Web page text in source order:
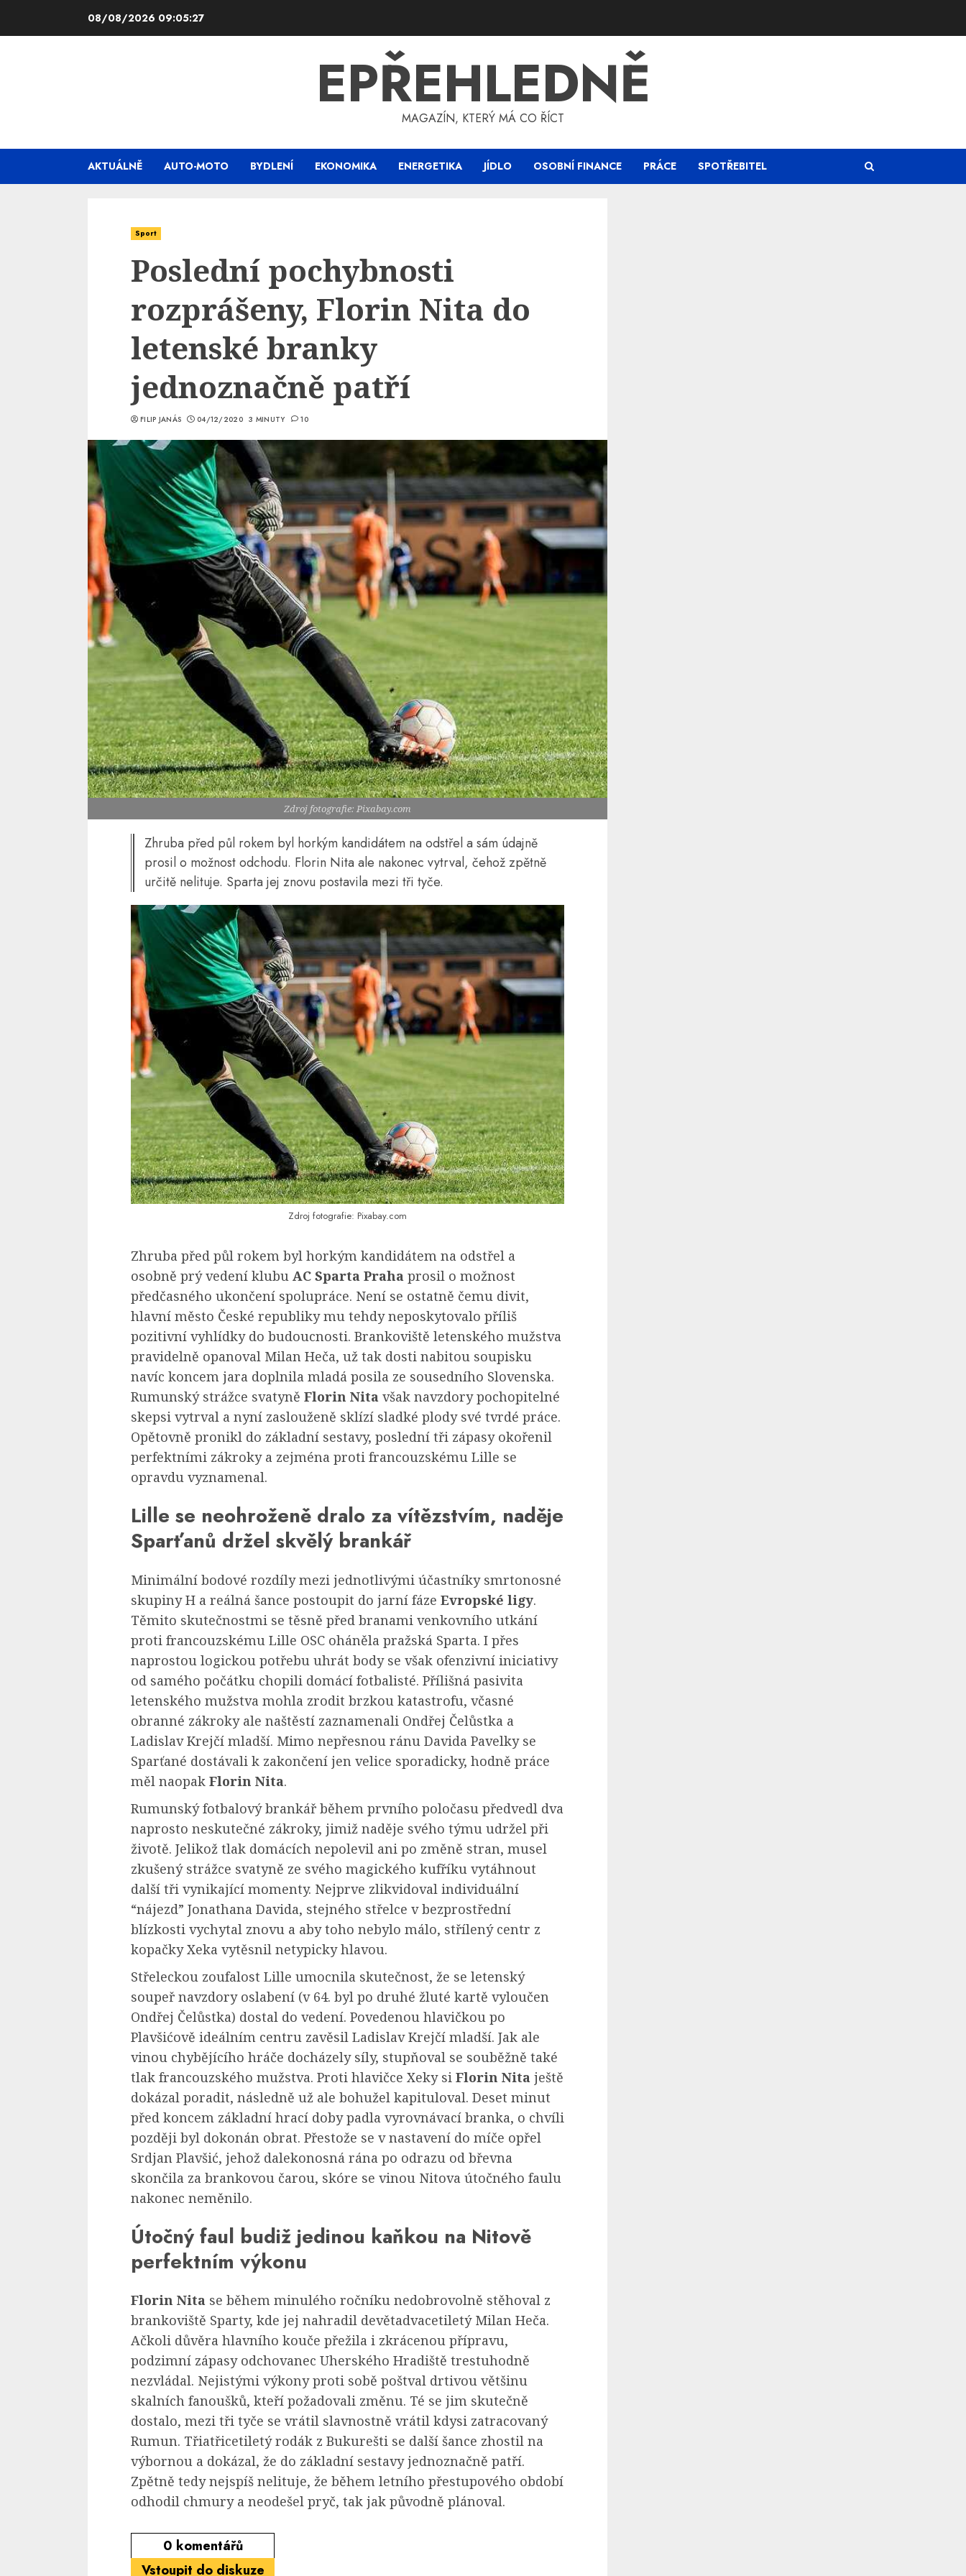
08/08/2026 09:05:28
EPŘEHLEDNĚ
MAGAZÍN, KTERÝ MÁ CO ŘÍCT
AKTUÁLNĚ AUTO-MOTO BYDLENÍ EKONOMIKA ENERGETIKA JÍDLO OSOBNÍ FINANCE PRÁCE SPOTŘEBITEL
Sport
Poslední pochybnosti
rozprášeny, Florin Nita do
letenské branky
jednoznačně patří
FILIP JANÁS 04/12/2020 3 MINUTY 10
Zdroj fotografie: Pixabay.com
Zhruba před půl rokem byl horkým kandidátem na odstřel a sám údajně
prosil o možnost odchodu. Florin Nita ale nakonec vytrval, čehož zpětně
určitě nelituje. Sparta jej znovu postavila mezi tři tyče.
Zdroj fotografie: Pixabay.com
Zhruba před půl rokem byl horkým kandidátem na odstřel a
osobně prý vedení klubu AC Sparta Praha prosil o možnost
předčasného ukončení spolupráce. Není se ostatně čemu divit,
hlavní město České republiky mu tehdy neposkytovalo příliš
pozitivní vyhlídky do budoucnosti. Brankoviště letenského mužstva
pravidelně opanoval Milan Heča, už tak dosti nabitou soupisku
navíc koncem jara doplnila mladá posila ze sousedního Slovenska.
Rumunský strážce svatyně Florin Nita však navzdory pochopitelné
skepsi vytrval a nyní zaslouženě sklízí sladké plody své tvrdé práce.
Opětovně pronikl do základní sestavy, poslední tři zápasy okořenil
perfektními zákroky a zejména proti francouzskému Lille se
opravdu vyznamenal.
Lille se neohroženě dralo za vítězstvím, naděje
Sparťanů držel skvělý brankář
Minimální bodové rozdíly mezi jednotlivými účastníky smrtonosné
skupiny H a reálná šance postoupit do jarní fáze Evropské ligy.
Těmito skutečnostmi se těsně před branami venkovního utkání
proti francouzskému Lille OSC oháněla pražská Sparta. I přes
naprostou logickou potřebu uhrát body se však ofenzivní iniciativy
od samého počátku chopili domácí fotbalisté. Přílišná pasivita
letenského mužstva mohla zrodit brzkou katastrofu, včasné
obranné zákroky ale naštěstí zaznamenali Ondřej Čelůstka a
Ladislav Krejčí mladší. Mimo nepřesnou ránu Davida Pavelky se
Sparťané dostávali k zakončení jen velice sporadicky, hodně práce
měl naopak Florin Nita.
Rumunský fotbalový brankář během prvního poločasu předvedl dva
naprosto neskutečné zákroky, jimiž naděje svého týmu udržel při
životě. Jelikož tlak domácích nepolevil ani po změně stran, musel
zkušený strážce svatyně ze svého magického kufříku vytáhnout
další tři vynikající momenty. Nejprve zlikvidoval individuální
“nájezd” Jonathana Davida, stejného střelce v bezprostřední
blízkosti vychytal znovu a aby toho nebylo málo, střílený centr z
kopačky Xeka vytěsnil netypicky hlavou.
Střeleckou zoufalost Lille umocnila skutečnost, že se letenský
soupeř navzdory oslabení (v 64. byl po druhé žluté kartě vyloučen
Ondřej Čelůstka) dostal do vedení. Povedenou hlavičkou po
Plavšićově ideálním centru zavěsil Ladislav Krejčí mladší. Jak ale
vinou chybějícího hráče docházely síly, stupňoval se souběžně také
tlak francouzského mužstva. Proti hlavičce Xeky si Florin Nita ještě
dokázal poradit, následně už ale bohužel kapituloval. Deset minut
před koncem základní hrací doby padla vyrovnávací branka, o chvíli
později byl dokonán obrat. Přestože se v nastavení do míče opřel
Srdjan Plavšić, jehož dalekonosná rána po odrazu od břevna
skončila za brankovou čarou, skóre se vinou Nitova útočného faulu
nakonec neměnilo.
Útočný faul budiž jedinou kaňkou na Nitově
perfektním výkonu
Florin Nita se během minulého ročníku nedobrovolně stěhoval z
brankoviště Sparty, kde jej nahradil devětadvacetiletý Milan Heča.
Ačkoli důvěra hlavního kouče přežila i zkrácenou přípravu,
podzimní zápasy odchovanec Uherského Hradiště trestuhodně
nezvládal. Nejistými výkony proti sobě poštval drtivou většinu
skalních fanoušků, kteří požadovali změnu. Té se jim skutečně
dostalo, mezi tři tyče se vrátil slavnostně vrátil kdysi zatracovaný
Rumun. Třiatřicetiletý rodák z Bukurešti se další šance zhostil na
výbornou a dokázal, že do základní sestavy jednoznačně patří.
Zpětně tedy nejspíš nelituje, že během letního přestupového období
odhodil chmury a neodešel pryč, tak jak původně plánoval.
0 komentářů
Vstoupit do diskuze